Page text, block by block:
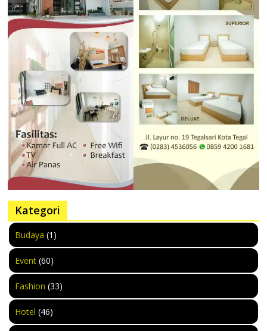
Kategori
Budaya (1)
Event (60)
Fashion (33)
Hotel (46)